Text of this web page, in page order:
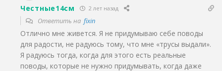
Честные14см 2 лет назад
Ответить на fixin
Отлично мне живется. Я не придумываю себе поводы
для радости, не радуюсь тому, что мне «трусы выдали».
Я радуюсь тогда, когда для этого есть реальные
поводы, которые не нужно придумывать, когда даже